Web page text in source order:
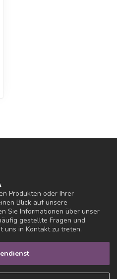
Produkten oder Ihrer
Blick auf unsere
Sie Informationen über unser
gestellte Fragen und
uns in Kontakt zu treten.